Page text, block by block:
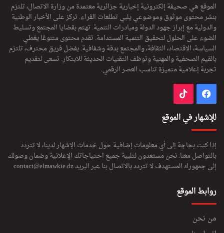
الموقع هي صحيفة إلكترونية إخبارية جزائرية معتمدة من وزارة الاتصال، تلتزم
بنشر محتوى موثوق وموضوعي يلبي تطلعات القراء. تركز على الأخبار الوطنية
والدولية مع إبراز جهود الدولة ومبادرات التنمية. تهتم بقضايا المجتمع وتسليط
الضوء على الحلول لتحقيق التنمية المستدامة. تقدم محتوى متنوعًا يغطي
السياسة، الاقتصاد، الثقافة، والمجتمع بدقة وشفافية. بفضل فريق محترف، تلتزم
بالقيم الصحفية والمهنية وتوظف التقنيات الحديثة للابتكار. تسعى لتقديم
تجربة إعلامية متميزة تناسب العصر الرقمي.
فيسبوك
للإشهار في الموقع
إذا كنت بحاجة إلى أي معلومات إضافية حول خدمات الإشهار لدينا، لا تتردد
بالتواصل معنا. نحن مستعدون لتلبية جميع احتياجاتك الإعلانية وضمان وصولك
إلى جمهورك المستهدف لا تتردد بالاتصال بنا عبر البريدcontact@elmawkie.dz
روابط الموقع
من نحن